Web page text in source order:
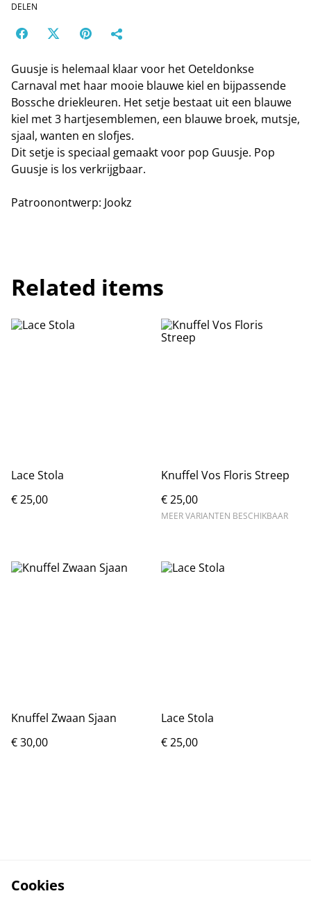
DELEN
Guusje is helemaal klaar voor het Oeteldonkse
Carnaval met haar mooie blauwe kiel en bijpassende
Bossche driekleuren. Het setje bestaat uit een blauwe
kiel met 3 hartjesemblemen, een blauwe broek, mutsje,
sjaal, wanten en slofjes.
Dit setje is speciaal gemaakt voor pop Guusje. Pop
Guusje is los verkrijgbaar.
Patroonontwerp: Jookz
Related items
Lace Stola
€ 25,00
Knuffel Vos Floris Streep
€ 25,00
MEER VARIANTEN BESCHIKBAAR
Knuffel Zwaan Sjaan
€ 30,00
Lace Stola
€ 25,00
Cookies